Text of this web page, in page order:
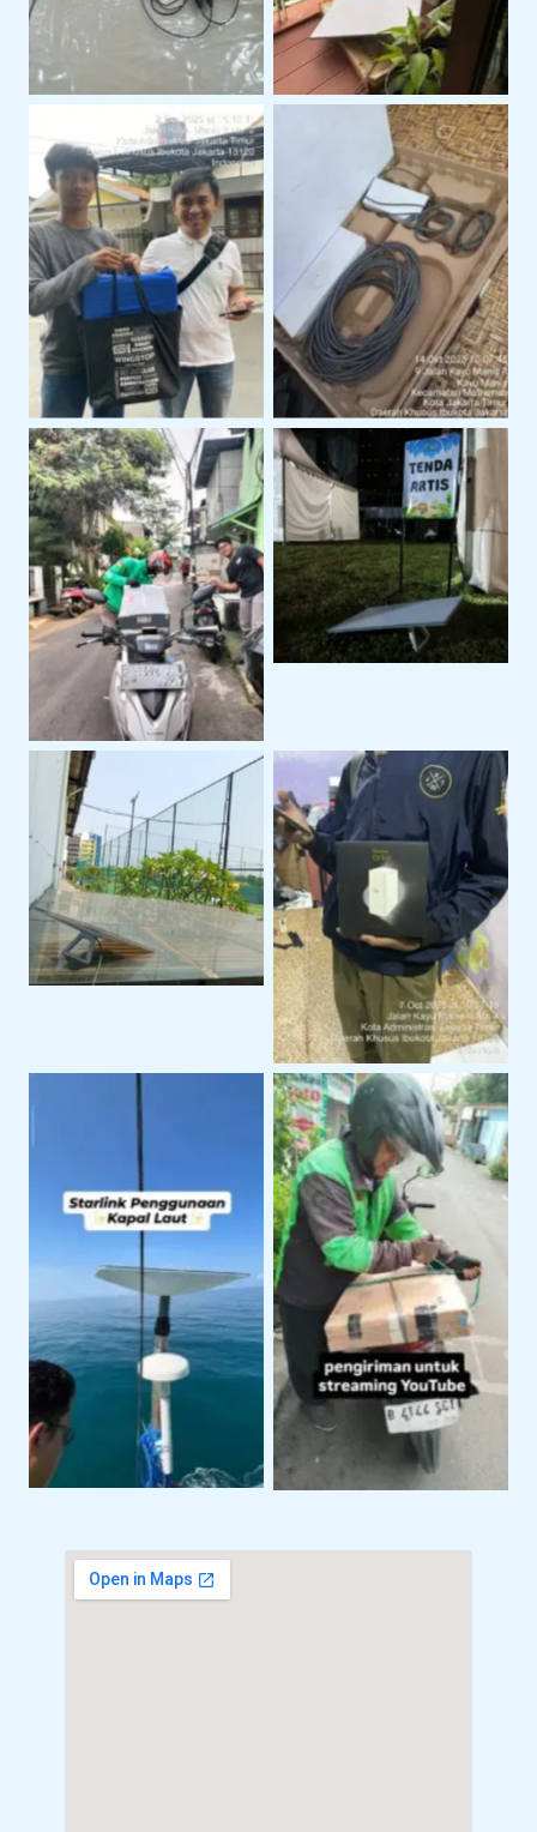
serah terima jakarta
timur
starlink
pengiriman starlink
event outdoor
starlink mini
orbit
di laut pengiriman starlink